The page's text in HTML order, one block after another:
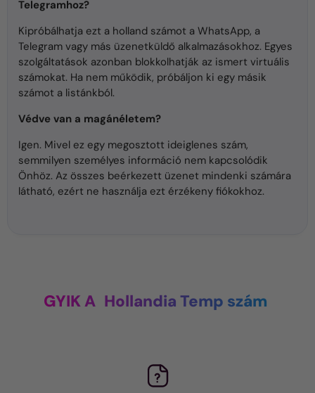
Telegramhoz?
Kipróbálhatja ezt a holland számot a WhatsApp, a
Telegram vagy más üzenetküldő alkalmazásokhoz. Egyes
szolgáltatások azonban blokkolhatják az ismert virtuális
számokat. Ha nem működik, próbáljon ki egy másik
számot a listánkból.
Védve van a magánéletem?
Igen. Mivel ez egy megosztott ideiglenes szám,
semmilyen személyes információ nem kapcsolódik
Önhöz. Az összes beérkezett üzenet mindenki számára
látható, ezért ne használja ezt érzékeny fiókokhoz.
GYIK A Hollandia Temp szám